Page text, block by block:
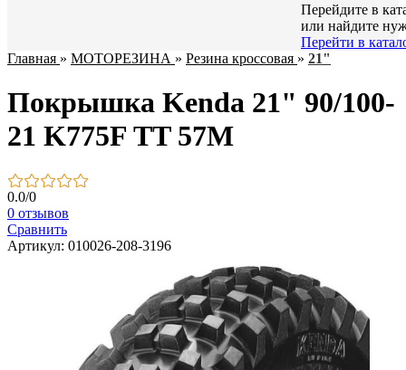
Перейдите в
или найдите
Перейти в
Главная » МОТОРЕЗИНА » Резина кроссовая » 21"
Покрышка Kenda 21" 90/100-
21 K775F TT 57M
0.0/0
0 отзывов
Сравнить
Артикул: 010026-208-3196